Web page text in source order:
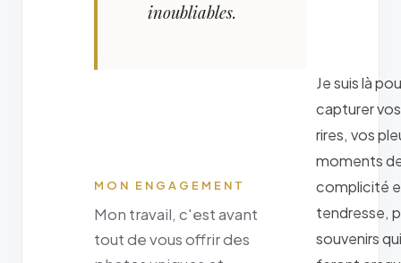
inoubliables.
MON ENGAGEMENT
Mon travail, c'est avant
tout de vous offrir des
Je suis là
capturer
rires, vos
moments
complicité
tendresse,
souvenirs